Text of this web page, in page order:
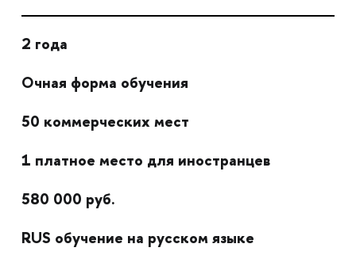
2 года
Очная форма обучения
50 коммерческих мест
1 платное место для иностранцев
580 000 руб.
RUS обучение на русском языке